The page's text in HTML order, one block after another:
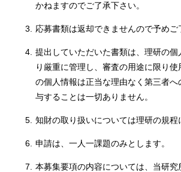
かねますのでご了承下さい。
3. 応募書類は返却できませんので予めご
4. 提出していただいた書類は、理研の個
り厳重に管理し、審査の用途に限り
の個人情報は正当な理由なく第三者
与することは一切ありません。
5. 知財の取り扱いについては理研の規程
6. 申請は、一人一課題のみとします。
7.
本募集要項の内容については、当研究